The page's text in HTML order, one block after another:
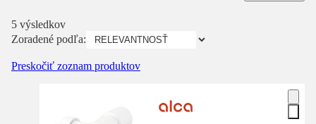
5 výsledkov
Zoradené podľa:
Preskočiť zoznam produktov